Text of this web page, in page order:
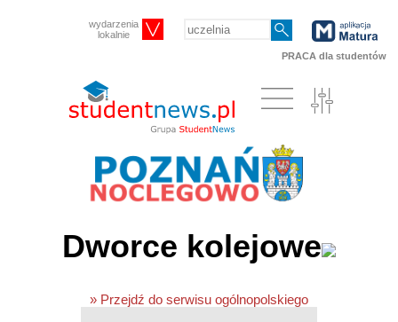
wydarzenia
lokalnie
PRACA dla studentów
Dworce kolejowe
» Przejdź do serwisu ogólnopolskiego